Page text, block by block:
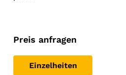
Preis anfragen
Einzelheiten